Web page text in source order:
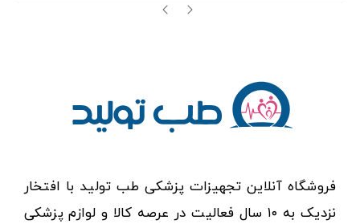
فروشگاه آنلاین تجهیزات پزشکی طب تولید با افتخار
نزدیک به ۱۰ سال فعالیت در عرصه کالا و لوازم پزشکی